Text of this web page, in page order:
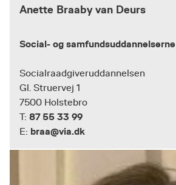
Anette Braaby van Deurs
Social- og samfundsuddannelserne
Socialraadgiveruddannelsen
Gl. Struervej 1
7500 Holstebro
T: 87 55 33 99
E: braa@via.dk